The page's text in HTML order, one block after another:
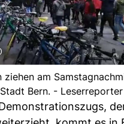
ziehen am
Bern. - Leserreporter